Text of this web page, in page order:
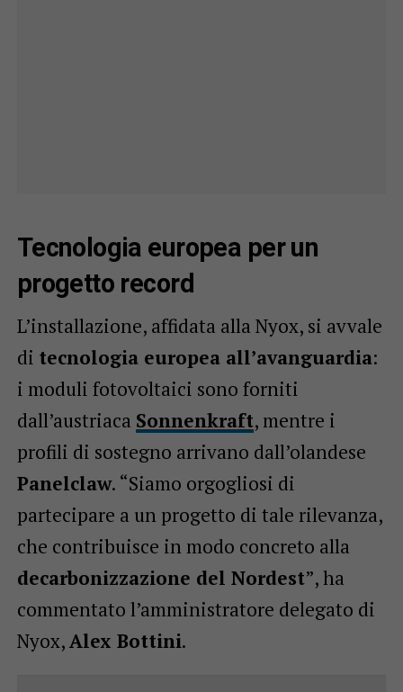
Tecnologia europea per un
progetto record
L’installazione, affidata alla Nyox, si avvale
di tecnologia europea all’avanguardia:
i moduli fotovoltaici sono forniti
dall’austriaca Sonnenkraft, mentre i
profili di sostegno arrivano dall’olandese
Panelclaw. “Siamo orgogliosi di
partecipare a un progetto di tale rilevanza,
che contribuisce in modo concreto alla
decarbonizzazione del Nordest”, ha
commentato l’amministratore delegato di
Nyox,Alex Bottini.